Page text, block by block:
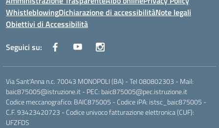
WhistleblowingDichiarazione di accessibilitàNote legali
Obiettivi di Accessibilità
Seguici su:
Via Sant'Anna n.c. 70043 MONOPOLI (BA) - Tel 080802303 - Mail:
baic875005@istruzione.it - PEC: baic875005@pec.istruzione.it
Codice meccanografico: BAIC875005 - Codice iPA: istsc_baic875005 -
C.F. 93423420723 - Codice univoco fatturazione elettronica (CUF):
UFZFDS